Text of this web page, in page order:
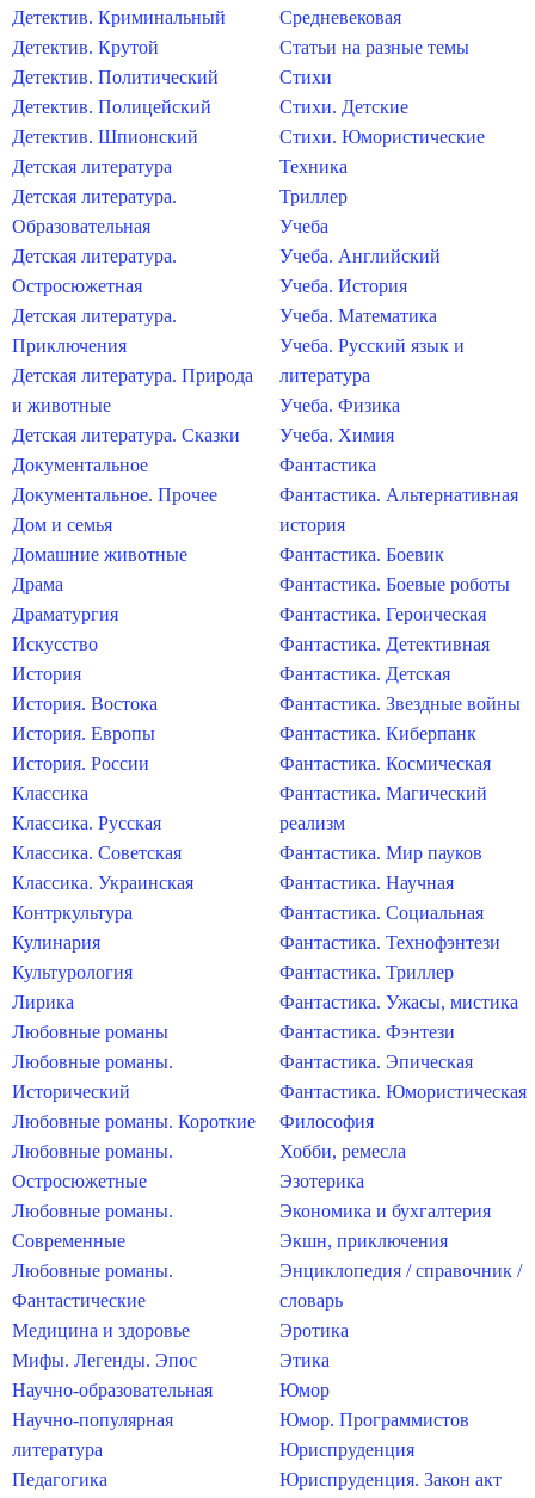
Детектив. Криминальный
Детектив. Крутой
Детектив. Политический
Детектив. Полицейский
Детектив. Шпионский
Детская литература
Детская литература.
Образовательная
Детская литература.
Остросюжетная
Детская литература.
Приключения
Детская литература. Природа
и животные
Детская литература. Сказки
Документальное
Документальное. Прочее
Дом и семья
Домашние животные
Драма
Драматургия
Искусство
История
История. Востока
История. Европы
История. России
Классика
Классика. Русская
Классика. Советская
Классика. Украинская
Контркультура
Кулинария
Культурология
Лирика
Любовные романы
Любовные романы.
Исторический
Любовные романы. Короткие
Любовные романы.
Остросюжетные
Любовные романы.
Современные
Любовные романы.
Фантастические
Медицина и здоровье
Мифы. Легенды. Эпос
Научно-образовательная
Научно-популярная
литература
Педагогика
Средневековая
Статьи на разные темы
Стихи
Стихи. Детские
Стихи. Юмористические
Техника
Триллер
Учеба
Учеба. Английский
Учеба. История
Учеба. Математика
Учеба. Русский язык и
литература
Учеба. Физика
Учеба. Химия
Фантастика
Фантастика. Альтернативная
история
Фантастика. Боевик
Фантастика. Боевые роботы
Фантастика. Героическая
Фантастика. Детективная
Фантастика. Детская
Фантастика. Звездные войны
Фантастика. Киберпанк
Фантастика. Космическая
Фантастика. Магический
реализм
Фантастика. Мир пауков
Фантастика. Научная
Фантастика. Социальная
Фантастика. Технофэнтези
Фантастика. Триллер
Фантастика. Ужасы, мистика
Фантастика. Фэнтези
Фантастика. Эпическая
Фантастика. Юмористическая
Философия
Хобби, ремесла
Эзотерика
Экономика и бухгалтерия
Экшн, приключения
Энциклопедия / справочник /
словарь
Эротика
Этика
Юмор
Юмор. Программистов
Юриспруденция
Юриспруденция. Закон акт